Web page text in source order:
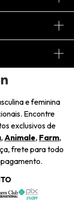
e feminina
Encontre
exclusivos de
, Animale, Farm,
frete para todo